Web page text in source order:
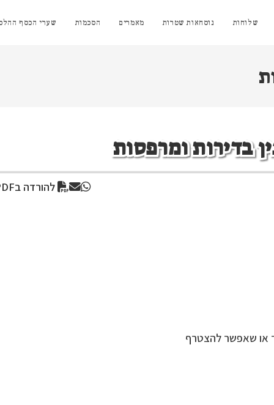
שלוחות נוסחאות שטרות מאמרים הסכמות שערי הכסף
בדירות ומרפסות
להורדה בPDF
או שאפשר להצטרף